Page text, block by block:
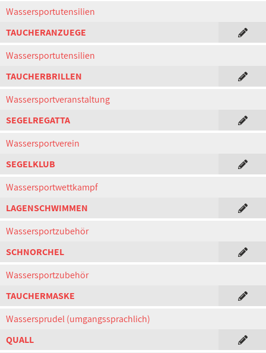
Wassersportutensilien
TAUCHERANZUEGE
Wassersportutensilien
TAUCHERBRILLEN
Wassersportveranstaltung
SEGELREGATTA
Wassersportverein
SEGELKLUB
Wassersportwettkampf
LAGENSCHWIMMEN
Wassersportzubehör
SCHNORCHEL
Wassersportzubehör
TAUCHERMASKE
Wassersprudel (umgangssprachlich)
QUALL